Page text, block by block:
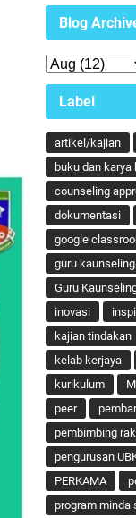
Blog
Label
artikel/kajian
buku dan
counseling
dokumentasi
google
guru kaunseling
Guru
inovasi
kajian tindakan
kelab kerjaya
kurikulum
peer
pembimbing
pengurusan
PERKAMA
program minda